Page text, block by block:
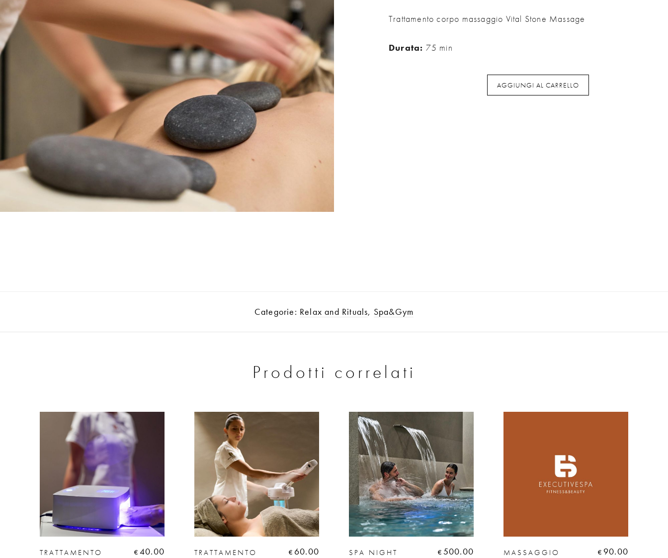
Trattamento corpo massaggio Vital Stone Massage
Durata: 75 min
AGGIUNGI AL CARRELLO
Categorie: Relax and Rituals, Spa&Gym
Prodotti correlati
TRATTAMENTO
€ 40.00
TRATTAMENTO
€ 60.00
SPA NIGHT
€ 500.00
MASSAGGIO
€ 90.00